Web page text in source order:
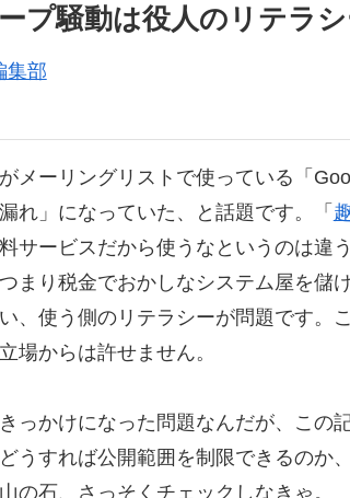
プ騒動は役人のリテラ
集部
メーリングリストで使っている「
れ」になっていた、と話題です。「
サービスだから使うなというのは違
まり税金でおかしなシステム屋を儲
、使う側のリテラシーが問題です。
場からは許せません。
っかけになった問題なんだが、この
うすれば公開範囲を制限できるのか
の石、さっそくチェックしなきゃ。